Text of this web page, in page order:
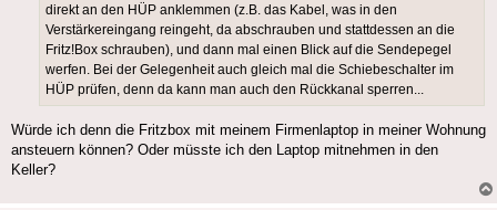
direkt an den HÜP anklemmen (z.B. das Kabel, was in den
Verstärkereingang reingeht, da abschrauben und stattdessen an die
Fritz!Box schrauben), und dann mal einen Blick auf die Sendepegel
werfen. Bei der Gelegenheit auch gleich mal die Schiebeschalter im
HÜP prüfen, denn da kann man auch den Rückkanal sperren...
Würde ich denn die Fritzbox mit meinem Firmenlaptop in meiner Wohnung
ansteuern können? Oder müsste ich den Laptop mitnehmen in den
Keller?